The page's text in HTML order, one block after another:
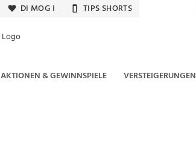
DI MOG I TIPS SHORTS
AKTIONEN & GEWINNSPIELE VERSTEIGERUNGEN